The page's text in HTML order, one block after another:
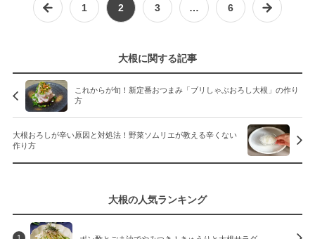
1 2 3 … 6
大根に関する記事
これからが旬！新定番おつまみ「ブリしゃぶおろし大根」の作り
方
大根おろしが辛い原因と対処法！野菜ソムリエが教える辛くない
作り方
大根の人気ランキング
1